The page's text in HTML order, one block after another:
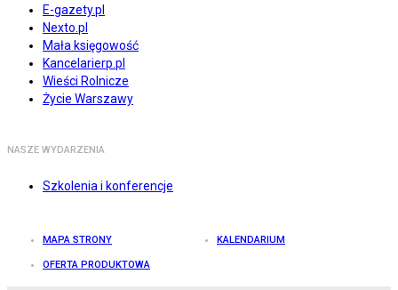
E-gazety.pl
Nexto.pl
Mała księgowość
Kancelarierp.pl
Wieści Rolnicze
Życie Warszawy
NASZE WYDARZENIA
Szkolenia i konferencje
MAPA STRONY KALENDARIUM
OFERTA PRODUKTOWA